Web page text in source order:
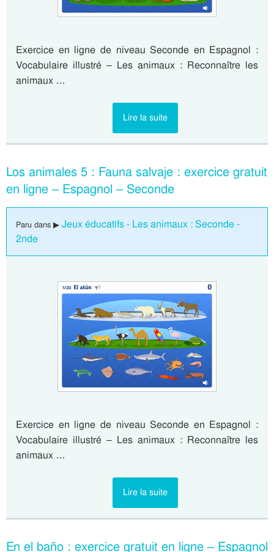
Exercice en ligne de niveau Seconde en Espagnol :
Vocabulaire illustré – Les animaux : Reconnaître les
animaux …
Lire la suite
Los animales 5 : Fauna salvaje : exercice gratuit
en ligne – Espagnol – Seconde
Paru dans ▶ Jeux éducatifs - Les animaux : Seconde -
2nde
Exercice en ligne de niveau Seconde en Espagnol :
Vocabulaire illustré – Les animaux : Reconnaître les
animaux …
Lire la suite
En el baño : exercice gratuit en ligne – Espagnol